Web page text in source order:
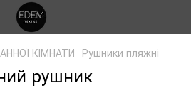
КІМНАТИ Рушники пляжні
рушник